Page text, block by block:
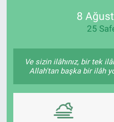
8
25
Ve sizin ilâhınız, bir tek
Allah'tan başka bir ilâh
SAĞLIK
EKONOMİ
EĞİTİM
Son Dakika Haberleri